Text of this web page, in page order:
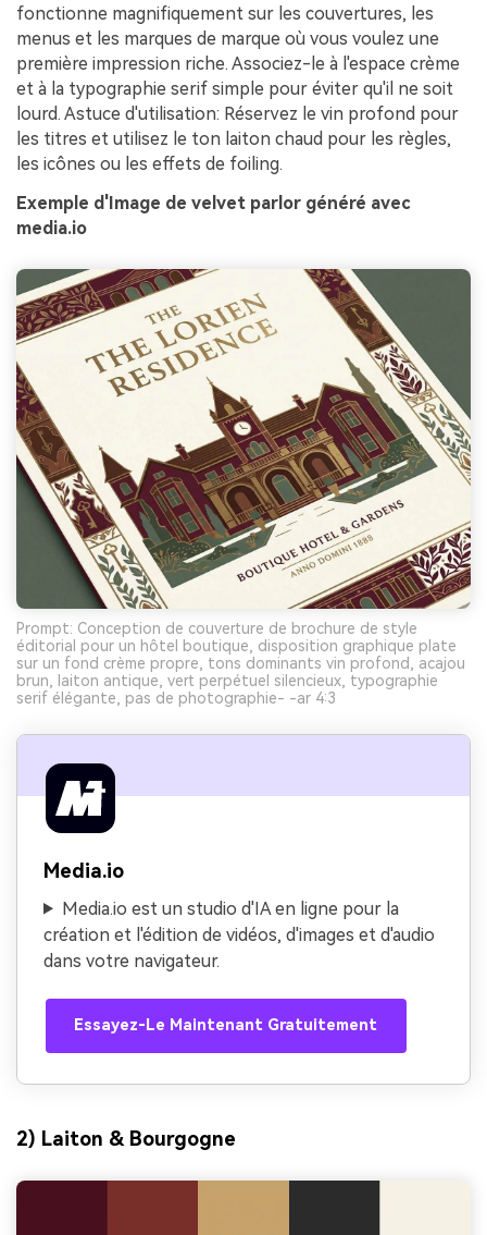
fonctionne magnifiquement sur les couvertures, les
menus et les marques de marque où vous voulez une
première impression riche. Associez-le à l'espace crème
et à la typographie serif simple pour éviter qu'il ne soit
lourd. Astuce d'utilisation: Réservez le vin profond pour
les titres et utilisez le ton laiton chaud pour les règles,
les icônes ou les effets de foiling.
Exemple d'Image de velvet parlor généré avec
media.io
Prompt: Conception de couverture de brochure de style
éditorial pour un hôtel boutique, disposition graphique plate
sur un fond crème propre, tons dominants vin profond, acajou
brun, laiton antique, vert perpétuel silencieux, typographie
serif élégante, pas de photographie- -ar 4:3
Media.io
Media.io est un studio d'IA en ligne pour la
création et l'édition de vidéos, d'images et d'audio
dans votre navigateur.
Essayez-Le Maintenant Gratuitement
2) Laiton & Bourgogne